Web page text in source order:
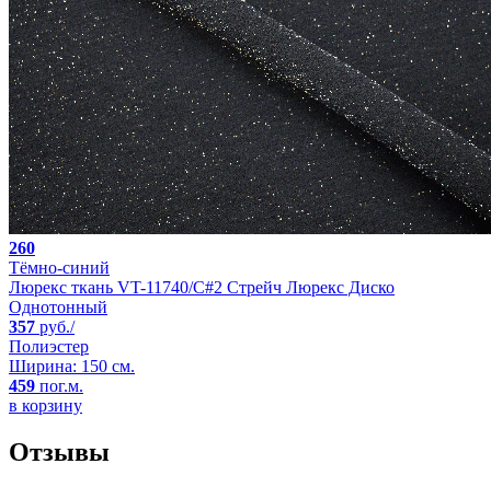
260
Тёмно-синий
Люрекс ткань VT-11740/C#2 Стрейч Люрекс Диско
Однотонный
357 руб./
Полиэстер
Ширина: 150 см.
459 пог.м.
в корзину
Отзывы